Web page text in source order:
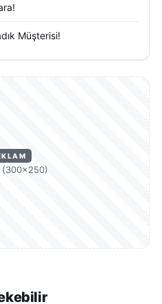
Müşterisi!
(300×250)